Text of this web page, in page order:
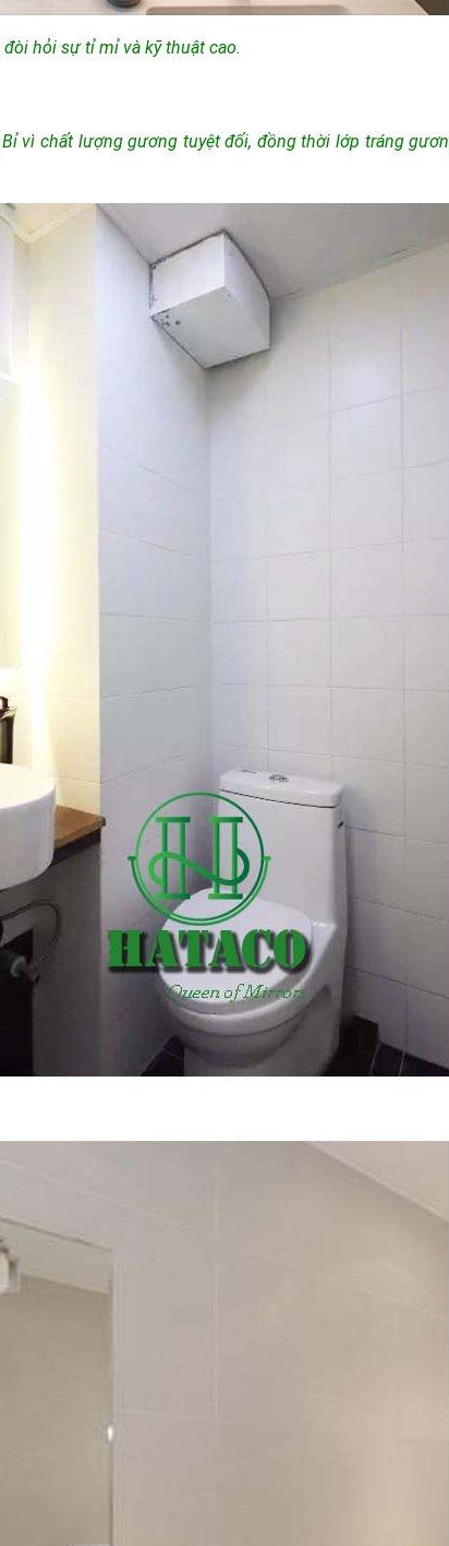
hỏi sự tỉ mỉ và kỹ thuật cao.
vì chất lượng gương tuyệt đối, đồng thời lớp tráng